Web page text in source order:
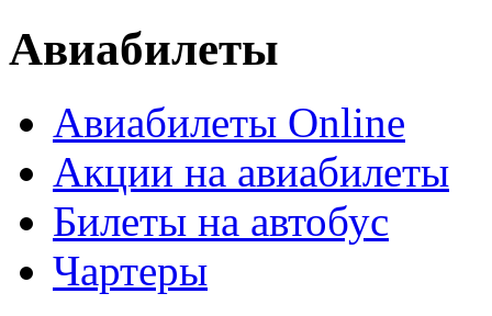
Авиабилеты
Авиабилеты Online
Акции на авиабилеты
Билеты на автобус
Чартеры